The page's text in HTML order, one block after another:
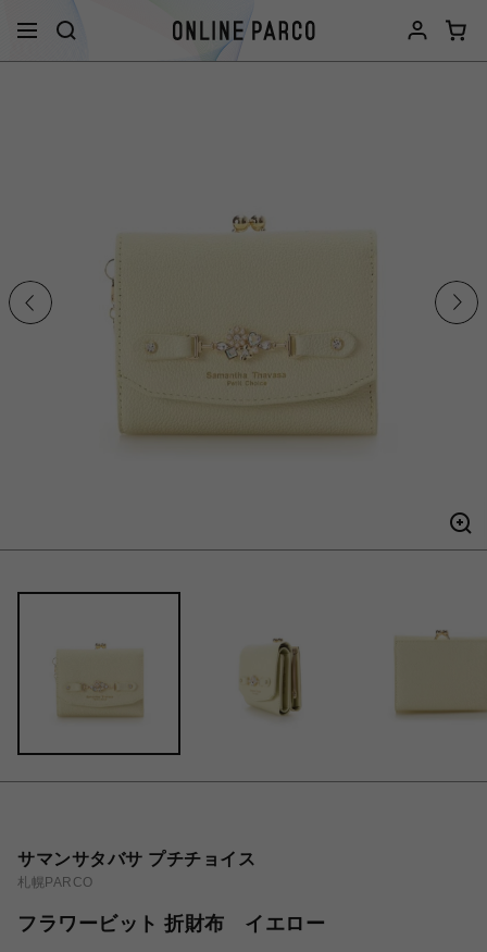
サマンサタバサ プチチョイス
札幌PARCO
フラワービット 折財布 イエロー